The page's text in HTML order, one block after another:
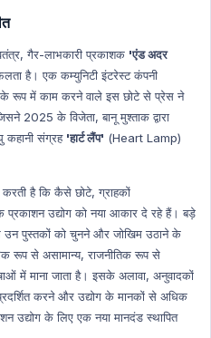
गैर-लाभकारी प्रकाशक 'एंड अदर
है। एक कम्युनिटी इंटरेस्ट कंपनी
में काम करने वाले इस छोटे से प्रेस ने
2025 के विजेता, बानू मुश्ताक द्वारा
कहानी संग्रह 'हार्ट लैंप' (Heart Lamp)
करती है कि कैसे छोटे, ग्राहकों
प्रकाशन उद्योग को नया आकार दे रहे हैं। बड़े
उन पुस्तकों को चुनने और जोखिम उठाने के
रूप से असामान्य, राजनीतिक रूप से
में माना जाता है। इसके अलावा, अनुवादकों
करने और उद्योग के मानकों से अधिक
उद्योग के लिए एक नया मानदंड स्थापित